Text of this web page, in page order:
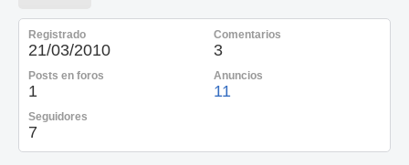
Registrado
21/03/2010
Comentarios
3
Posts en foros
1
Anuncios
11
Seguidores
7